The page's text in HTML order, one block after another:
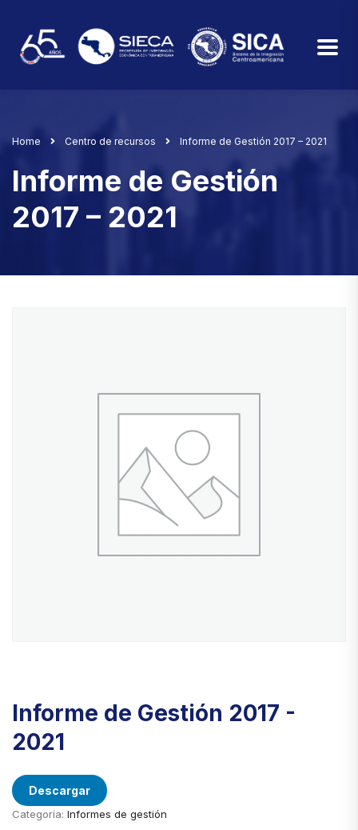
Home Centro de recursos Informe de Gestión 2017 – 2021
Informe de Gestión
2017 – 2021
Informe de Gestión 2017 -
2021
Descargar
Categoría: Informes de gestión